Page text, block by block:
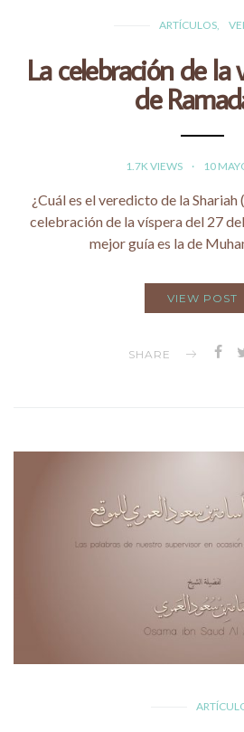
ARTÍCULOS
La celebración de la
de
1.7K VIEWS 10
¿Cuál es el veredicto de la
celebración de la víspera del 27
mejor guía es la de
VIEW POST
SHARE